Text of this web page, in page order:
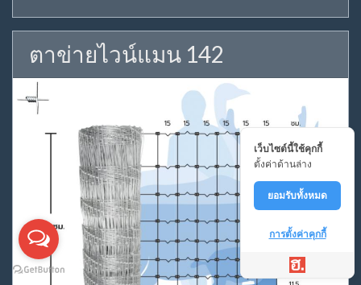
ตาข่ายไวน์แมน 142
เว็บไซต์นี้ใช้คุกกี้
ตั้งค่าด้านล่าง
ยอมรับทั้งหมด
การตั้งค่าคุกกี้